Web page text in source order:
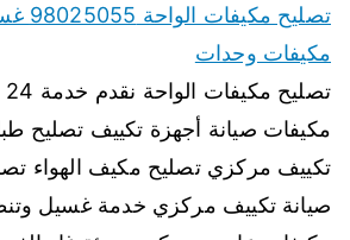
تصليح
مكيفات وحدات
مكيفات صيانة أجهزة تكييف تصليح
تكييف مركزي تصليح مكيف الهواء
صيانة تكييف مركزي خدمة غسيل